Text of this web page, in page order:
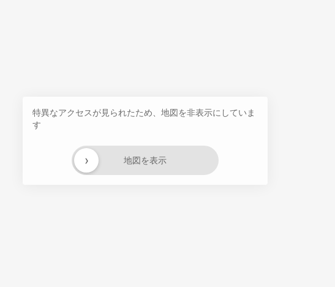
特異なアクセスが見られたため、地図を非表示にしていま
す
地図を表示
›